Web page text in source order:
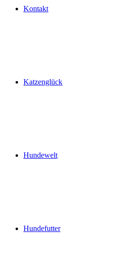
Kontakt
Katzenglück
Hundewelt
Hundefutter